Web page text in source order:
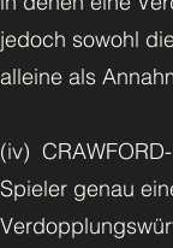
jedoch sowohl
alleine als
(iv)
Spieler genau